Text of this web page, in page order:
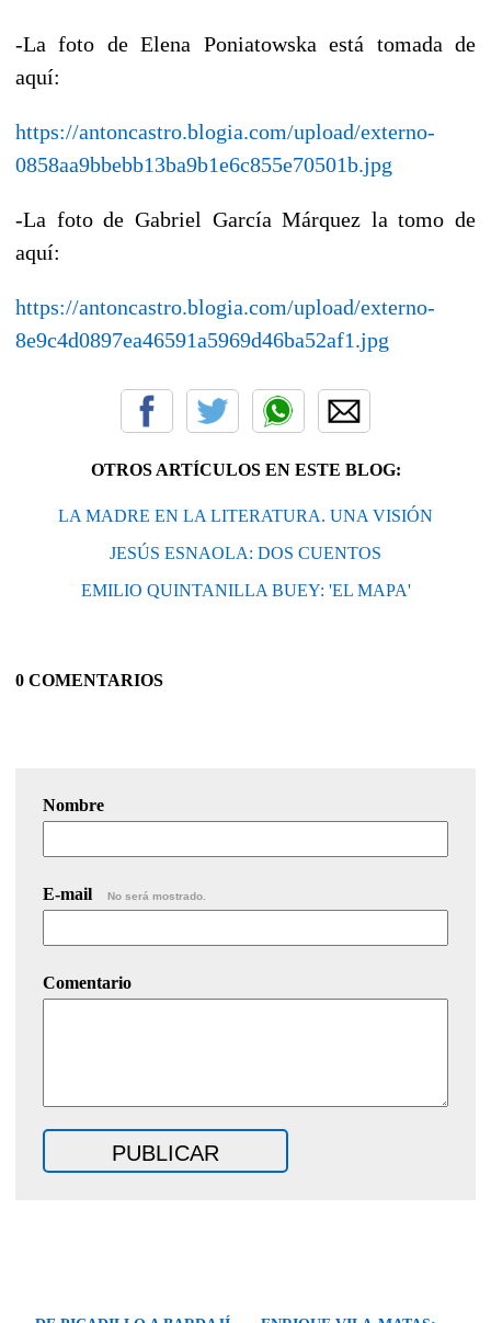
-La foto de Elena Poniatowska está tomada de
aquí:
https://antoncastro.blogia.com/upload/externo-
0858aa9bbebb13ba9b1e6c855e70501b.jpg
-La foto de Gabriel García Márquez la tomo de
aquí:
https://antoncastro.blogia.com/upload/externo-
8e9c4d0897ea46591a5969d46ba52af1.jpg
OTROS ARTÍCULOS EN ESTE BLOG:
LA MADRE EN LA LITERATURA. UNA VISIÓN
JESÚS ESNAOLA: DOS CUENTOS
EMILIO QUINTANILLA BUEY: 'EL MAPA'
0 COMENTARIOS
Nombre
E-mail No será mostrado.
Comentario